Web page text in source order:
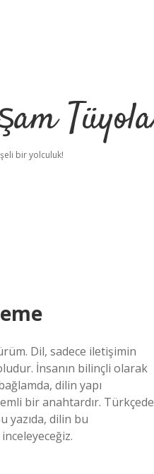
bir yolculuk!
Dil, sadece iletişimin
İnsanın bilinçli olarak
dilin yapı
bir anahtardır. Türkçede
yazıda, dilin bu